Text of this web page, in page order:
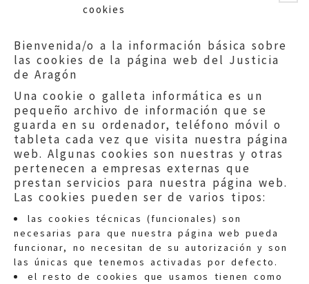
cookies
Bienvenida/o a la información básica sobre
las cookies de la página web del Justicia
de Aragón
Una cookie o galleta informática es un
pequeño archivo de información que se
guarda en su ordenador, teléfono móvil o
tableta cada vez que visita nuestra página
web. Algunas cookies son nuestras y otras
pertenecen a empresas externas que
prestan servicios para nuestra página web.
Las cookies pueden ser de varios tipos:
las cookies técnicas (funcionales) son
necesarias para que nuestra página web pueda
funcionar, no necesitan de su autorización y son
las únicas que tenemos activadas por defecto.
el resto de cookies que usamos tienen como
Quejas:quejas@eljusticiadearagon.es